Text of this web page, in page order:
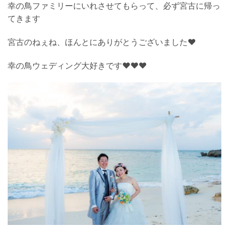
幸の鳥ファミリーにいれさせてもらって、必ず宮古に帰っ
てきます
宮古のねぇね、ほんとにありがとうございました♥
幸の鳥ウェディング大好きです♥♥♥